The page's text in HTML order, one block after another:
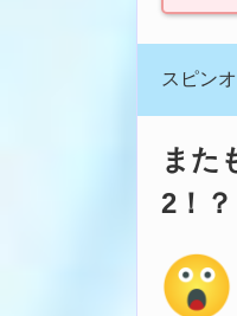
スピン
また
2！？